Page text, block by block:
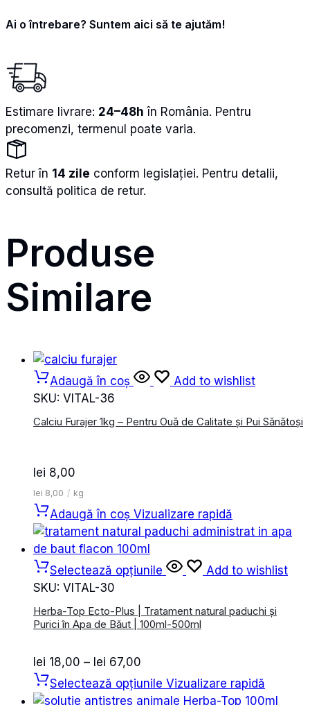
Ai o întrebare? Suntem aici să te ajutăm!
Estimare livrare: 24–48h în România. Pentru
precomenzi, termenul poate varia.
Retur în 14 zile conform legislației. Pentru detalii,
consultă politica de retur.
Produse
Similare
Adaugă în coș
Add to wishlist
SKU: VITAL-36
Calciu Furajer 1kg – Pentru Ouă de Calitate și Pui Sănătoși
lei 8,00
lei 8,00 / kg
Adaugă în coș Vizualizare rapidă
Selectează opțiunile
Add to wishlist
SKU: VITAL-30
Herba-Top Ecto-Plus | Tratament natural paduchi și
Purici în Apa de Băut | 100ml-500ml
lei 18,00 – lei 67,00
de
prețuri:
Selectează opțiunile Vizualizare rapidă